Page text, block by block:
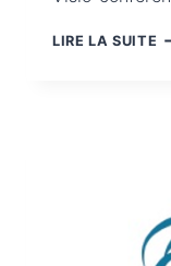
LIRE LA SUITE